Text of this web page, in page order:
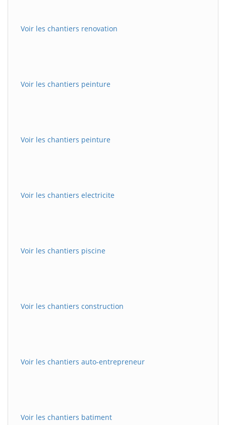
Voir les chantiers renovation
Voir les chantiers peinture
Voir les chantiers peinture
Voir les chantiers electricite
Voir les chantiers piscine
Voir les chantiers construction
Voir les chantiers auto-entrepreneur
Voir les chantiers batiment